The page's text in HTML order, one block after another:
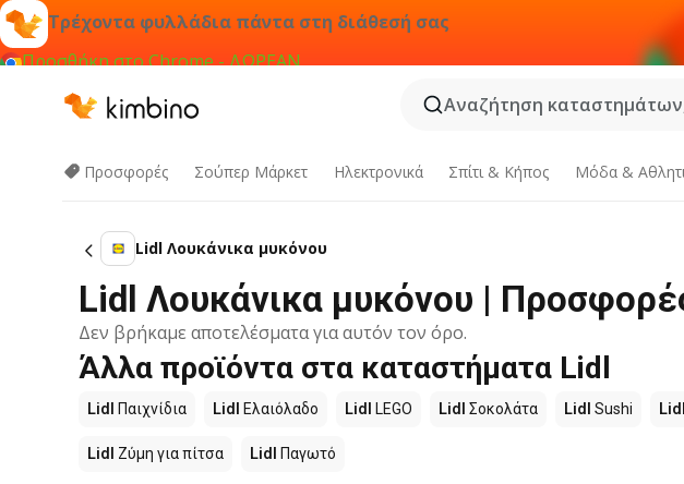
Τρέχοντα φυλλάδια πάντα στη διάθεσή σας
Προσθήκη στο Chrome - ΔΩΡΕΑΝ
Αναζήτηση
Προσφορές Σούπερ Μάρκετ Hλεκτρονικά Σπίτι & Κήπος Μόδα &
Lidl Λουκάνικα μυκόνου
Lidl Λουκάνικα μυκόνου |
Δεν βρήκαμε αποτελέσματα για αυτόν τον όρο.
Άλλα προϊόντα στα καταστήματα Lidl
Lidl Παιχνίδια Lidl Ελαιόλαδο Lidl LEGO Lidl Σοκολάτα Lidl Sushi Lidl
Lidl Ζύμη για πίτσα Lidl Παγωτό